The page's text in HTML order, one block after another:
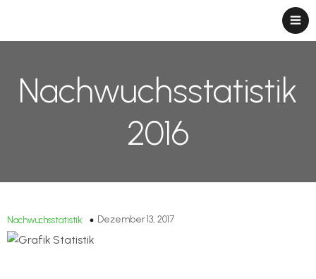
Nachwuchsstatistik
2016
Nachwuchsstatistik Dezember 13, 2017